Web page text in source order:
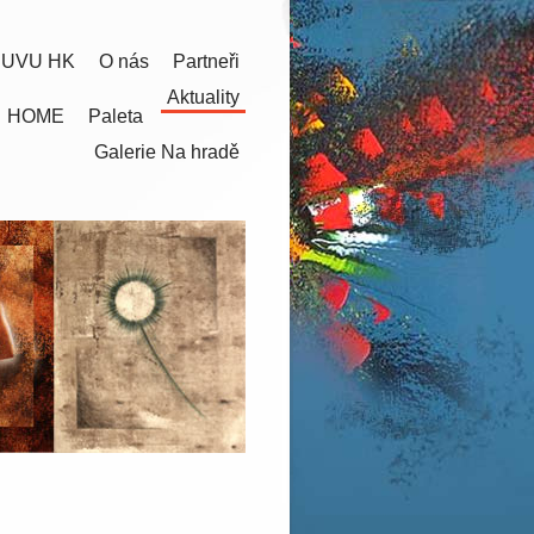
Partneři
O nás
HK
Aktuality
Paleta
HOME
Galerie Na hradě